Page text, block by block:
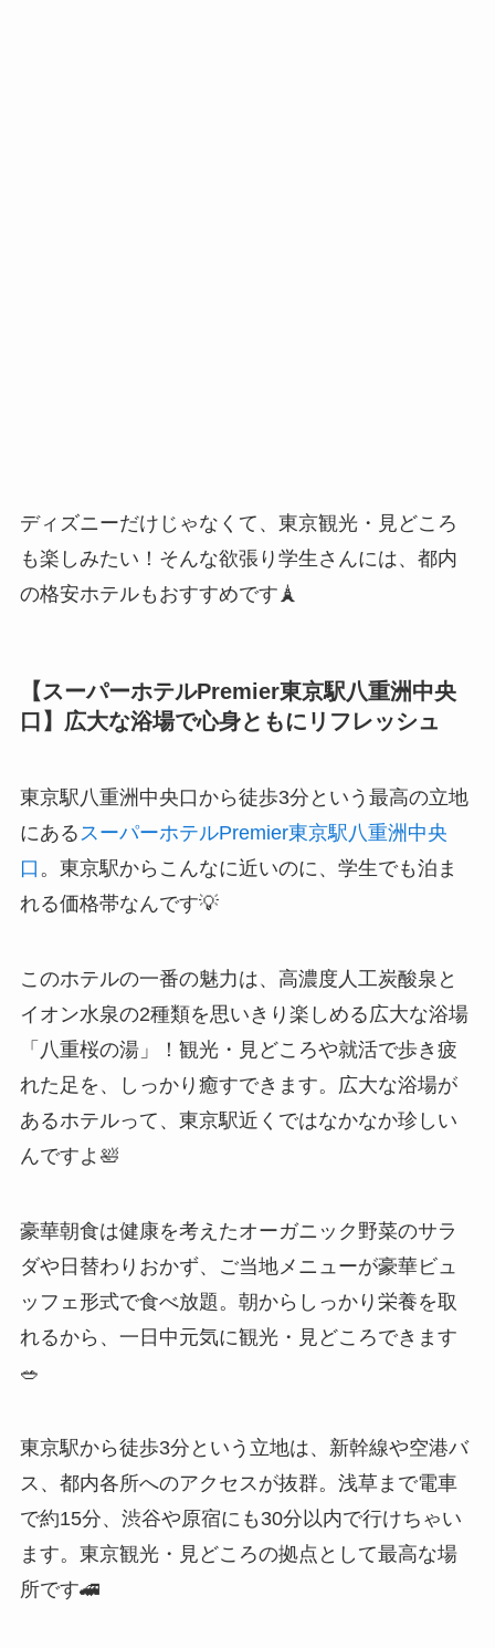
ディズニーだけじゃなくて、東京観光・見どころ
も楽しみたい！そんな欲張り学生さんには、都内
の格安ホテルもおすすめです🗼
【スーパーホテルPremier東京駅八重洲中央
口】広大な浴場で心身ともにリフレッシュ
東京駅八重洲中央口から徒歩3分という最高の立地
にあるスーパーホテルPremier東京駅八重洲中央
口 。東京駅からこんなに近いのに、学生でも泊ま
れる価格帯なんです💡
このホテルの一番の魅力は、高濃度人工炭酸泉と
イオン水泉の2種類を思いきり楽しめる広大な浴場
「八重桜の湯」！観光・見どころや就活で歩き疲
れた足を、しっかり癒すできます。広大な浴場が
あるホテルって、東京駅近くではなかなか珍しい
んですよ🛀
豪華朝食は健康を考えたオーガニック野菜のサラ
ダや日替わりおかず、ご当地メニューが豪華ビュ
ッフェ形式で食べ放題。朝からしっかり栄養を取
れるから、一日中元気に観光・見どころできます
🥗
東京駅から徒歩3分という立地は、新幹線や空港バ
ス、都内各所へのアクセスが抜群。浅草まで電車
で約15分、渋谷や原宿にも30分以内で行けちゃい
ます。東京観光・見どころの拠点として最高な場
所です🚄